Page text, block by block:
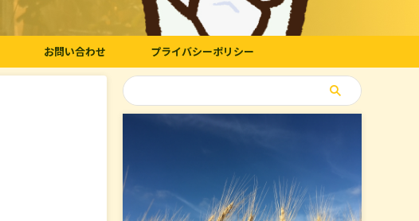
お問い合わせ プライバシーポリシー